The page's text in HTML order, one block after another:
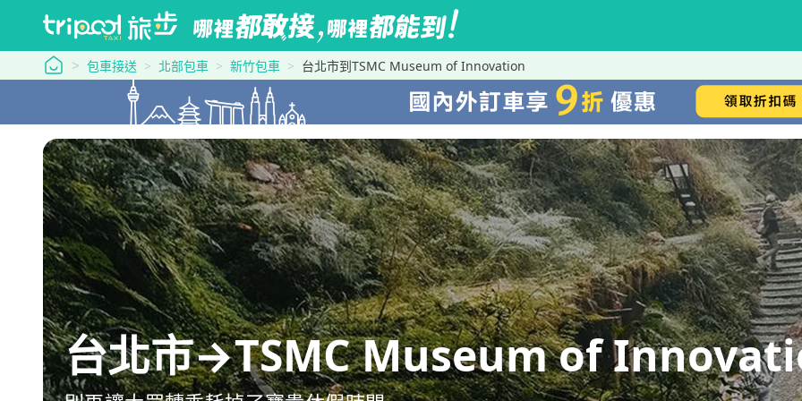
tripool 旅步
包車接送 北部包車 新竹包車 台北市到TSMC Museum of Innovation
台北市→TSMC Museum of